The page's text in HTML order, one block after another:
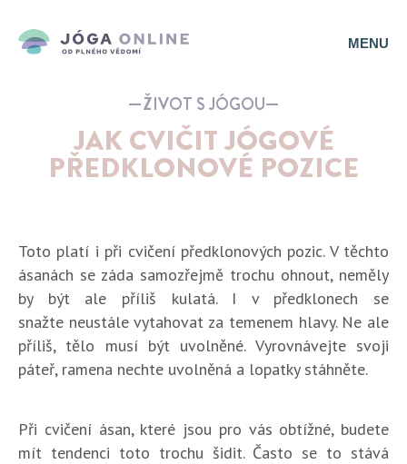
MENU
ŽIVOT S JÓGOU
JAK CVIČIT JÓGOVÉ
PŘEDKLONOVÉ POZICE
Toto platí i při cvičení předklonových pozic. V těchto
ásanách se záda samozřejmě trochu ohnout, neměly
by být ale příliš kulatá. I v předklonech se
snažte neustále vytahovat za temenem hlavy. Ne ale
příliš, tělo musí být uvolněné. Vyrovnávejte svoji
páteř, ramena nechte uvolněná a lopatky stáhněte.
Při cvičení ásan, které jsou pro vás obtížné, budete
mít tendenci toto trochu šidit. Často se to stává